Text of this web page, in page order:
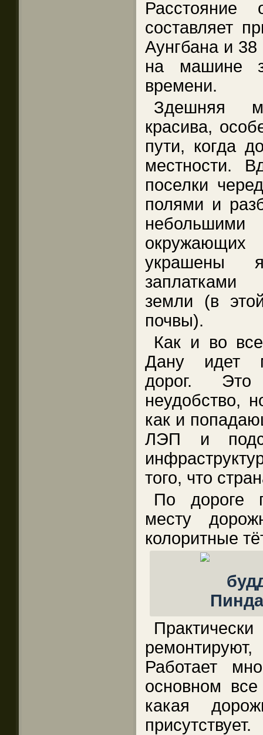
составляет
Аунгбана и
на машине
времени.
Здешняя
красива,
пути, когда
местности.
поселки
полями и
украшены
заплатками
земли (в
почвы).
Как и во
Дану идет
дорог. Это
неудобство,
как и
ЛЭП и
того, что
По дороге
месту
колоритные
Работает
основном
какая
присутствует.